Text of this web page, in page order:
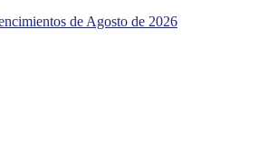
de Agosto de 2026